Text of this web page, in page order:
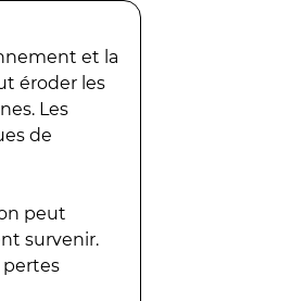
et la
éroder les
Les
de
peut
survenir.